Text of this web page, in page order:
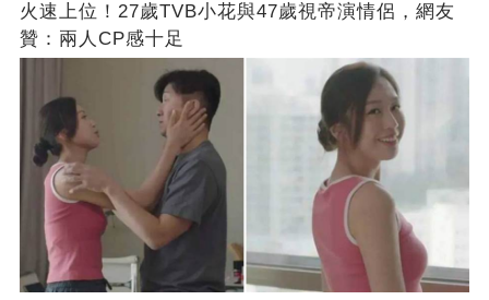
火速上位！27歲TVB小花與47歲視帝演情侶，網友
贊：兩人CP感十足